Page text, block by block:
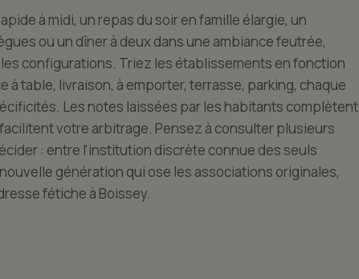
à midi, un repas du soir en famille élargie, un
ou un dîner à deux dans une ambiance feutrée,
configurations. Triez les établissements en fonction
à table, livraison, à emporter, terrasse, parking, chaque
Les notes laissées par les habitants complètent
votre arbitrage. Pensez à consulter plusieurs
: entre l'institution discrète connue des seuls
génération qui ose les associations originales,
fétiche à Boissey.